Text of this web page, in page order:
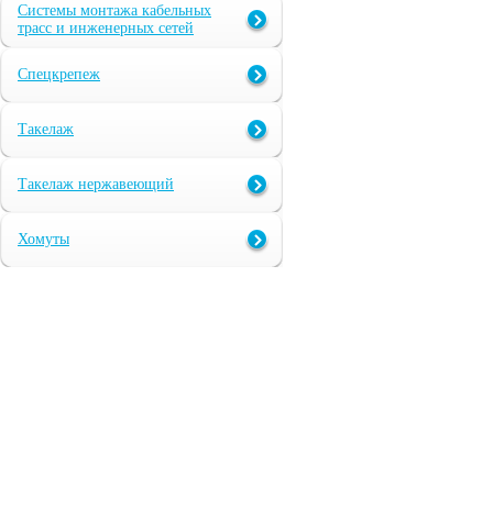
Системы монтажа кабельных
трасс и инженерных сетей
Спецкрепеж
Такелаж
Такелаж нержавеющий
Хомуты